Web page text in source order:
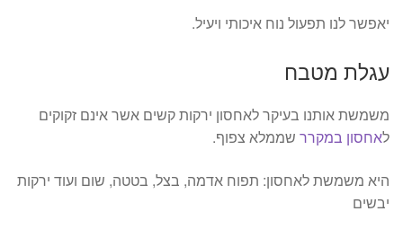
יאפשר לנו תפעול נוח איכותי ויעיל.
עגלת מטבח
משמשת אותנו בעיקר לאחסון ירקות קשים אשר אינם זקוקים
לאחסון במקרר שממלא צפוף.
היא משמשת לאחסון: תפוח אדמה, בצל, בטטה, שום ועוד ירקות
יבשים